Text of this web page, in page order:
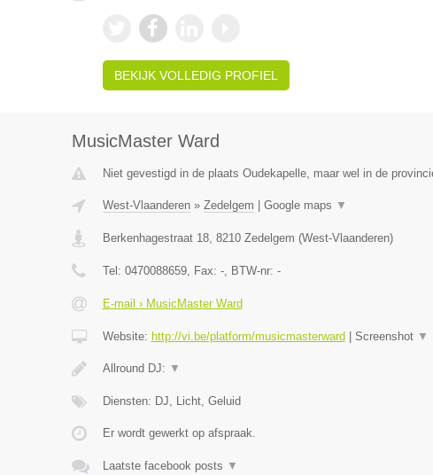
BEKIJK VOLLEDIG PROFIEL
MusicMaster Ward
Niet gevestigd in de plaats Oudekapelle, maar wel in de
West-Vlaanderen» Zedelgem Google maps ▼
Berkenhagestraat 18, 8210 Zedelgem (West-Vlaanderen)
Tel: 0470088659, Fax: -, BTW-nr: -
E-mail › MusicMaster Ward
Website: http://vi.be/platform/musicmasterward Screenshot ▼
Allround DJ: ▼
Diensten: DJ, Licht, Geluid
Er wordt gewerkt op afspraak.
Laatste facebook posts ▼